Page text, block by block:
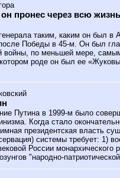
пронес через всю
таким, каким он был в
после Победы в 45-м. Он был
войны, по меньшей мере,
роде он был ее
Путина в 1999-м было
Когда стало
президентская власть
системы требует: 1)
России монархического
"народно-